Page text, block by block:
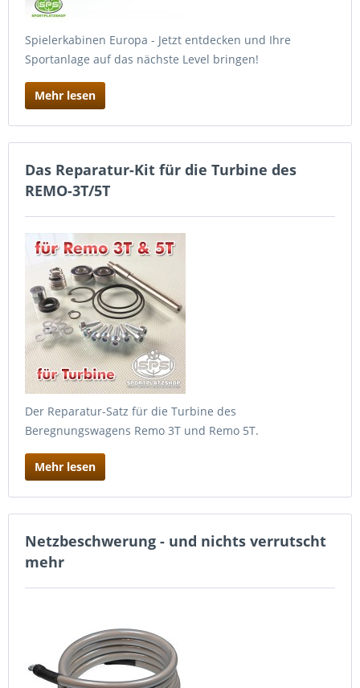
Spielerkabinen Europa - Jetzt entdecken und Ihre
Sportanlage auf das nächste Level bringen!
Mehr lesen
Das Reparatur-Kit für die Turbine des
REMO-3T/5T
Der Reparatur-Satz für die Turbine des
Beregnungswagens Remo 3T und Remo 5T.
Mehr lesen
Netzbeschwerung - und nichts verrutscht
mehr